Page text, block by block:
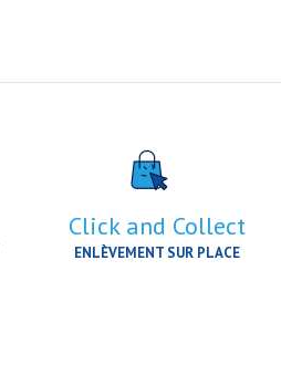
Click and Collect
ENLÈVEMENT SUR PLACE